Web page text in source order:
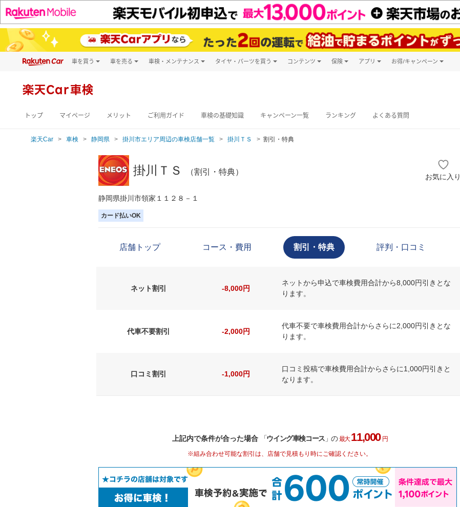
車を買う
新車
車を売る 車検・メンテナンス タイヤ・パーツを買う コンテンツ 保険 アプリ お得/キャンペーン
楽天Car車検
トップ マイページ メリット ご利用ガイド 車検の基礎知識 キャンペーン一覧 ランキング よくある質問
楽天Car 車検 静岡県 掛川市エリア周辺の車検店舗一覧 掛川ＴＳ 割引・特典
掛川ＴＳ （割引・特典）
お気に入り
静岡県掛川市領家１１２８－１
カード払いOK
店舗トップ コース・費用 割引・特典 評判・口コミ
ネット割引 -8,000円
ネットから申込で車検費用合計から8,000円引きとな
ります。
代車不要割引 -2,000円
代車不要で車検費用合計からさらに2,000円引きとな
ります。
口コミ割引 -1,000円
口コミ投稿で車検費用合計からさらに1,000円引きと
なります。
上記内で条件が合った場合 「ウイング車検コース」の最大 11,000 円
※組み合わせ可能な割引は、店舗で見積もり時にご確認ください。